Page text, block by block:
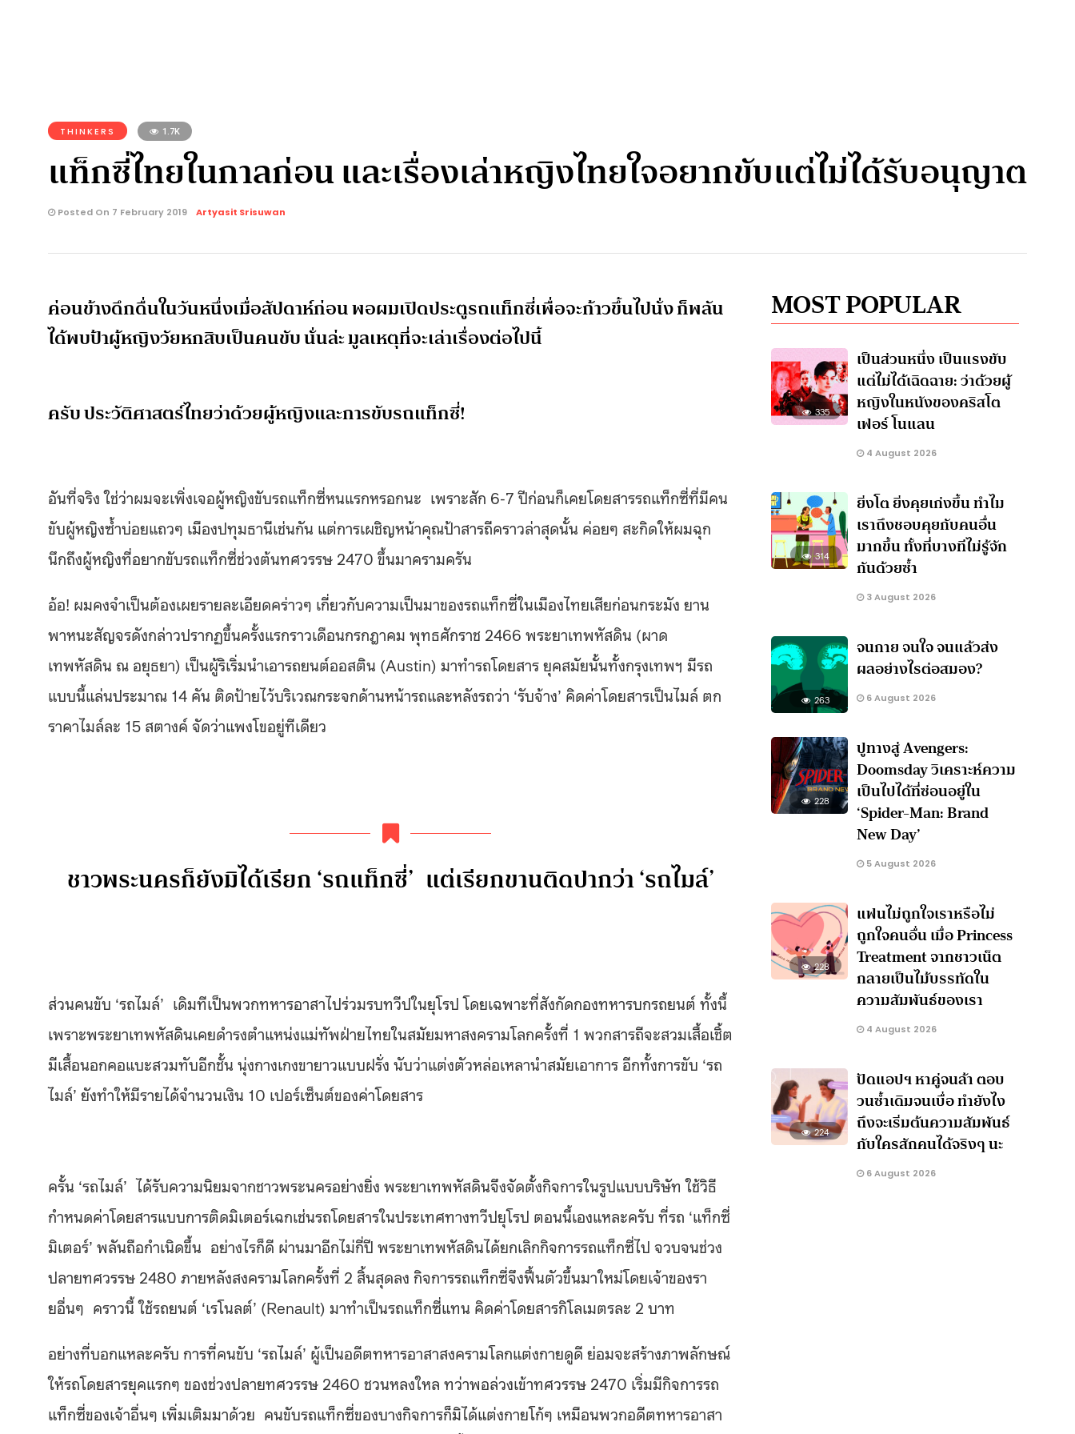
THINKERS 1.7K
แท็กซี่ไทยในกาลก่อน และเรื่องเล่าหญิงไทยใจอยากขับแต่ไม่ได้รับอนุญาต
Posted On 7 February 2019 Artyasit Srisuwan
ค่อนข้างดึกดื่นในวันหนึ่งเมื่อสัปดาห์ก่อน พอผมเปิดประตูรถแท็กซี่เพื่อจะก้าวขึ้นไปนั่ง ก็พลัน
ได้พบป้าผู้หญิงวัยหกสิบเป็นคนขับ นั่นล่ะ มูลเหตุที่จะเล่าเรื่องต่อไปนี้
ครับ ประวัติศาสตร์ไทยว่าด้วยผู้หญิงและการขับรถแท็กซี่!
อันที่จริง ใช่ว่าผมจะเพิ่งเจอผู้หญิงขับรถแท็กซี่หนแรกหรอกนะ เพราะสัก 6-7 ปีก่อนก็เคยโดยสารรถแท็กซี่ที่มีคน
ขับผู้หญิงซ้ำบ่อยแถวๆ เมืองปทุมธานีเช่นกัน แต่การเผชิญหน้าคุณป้าสารถีคราวล่าสุดนั้น ค่อยๆ สะกิดให้ผมฉุก
นึกถึงผู้หญิงที่อยากขับรถแท็กซี่ช่วงต้นทศวรรษ 2470 ขึ้นมาครามครัน
อ้อ! ผมคงจำเป็นต้องเผยรายละเอียดคร่าวๆ เกี่ยวกับความเป็นมาของรถแท็กซี่ในเมืองไทยเสียก่อนกระมัง ยาน
พาหนะสัญจรดังกล่าวปรากฏขึ้นครั้งแรกราวเดือนกรกฎาคม พุทธศักราช 2466 พระยาเทพหัสดิน (ผาด
เทพหัสดิน ณ อยุธยา) เป็นผู้ริเริ่มนำเอารถยนต์ออสติน (Austin) มาทำรถโดยสาร ยุคสมัยนั้นทั้งกรุงเทพฯ มีรถ
แบบนี้แล่นประมาณ 14 คัน ติดป้ายไว้บริเวณกระจกด้านหน้ารถและหลังรถว่า ‘รับจ้าง’ คิดค่าโดยสารเป็นไมล์ ตก
ราคาไมล์ละ 15 สตางค์ จัดว่าแพงโขอยู่ทีเดียว
ชาวพระนครก็ยังมิได้เรียก ‘รถแท็กซี่’ แต่เรียกขานติดปากว่า ‘รถไมล์’
ส่วนคนขับ ‘รถไมล์’ เดิมทีเป็นพวกทหารอาสาไปร่วมรบทวีปในยุโรป โดยเฉพาะที่สังกัดกองทหารบกรถยนต์ ทั้งนี้
เพราะพระยาเทพหัสดินเคยดำรงตำแหน่งแม่ทัพฝ่ายไทยในสมัยมหาสงครามโลกครั้งที่ 1 พวกสารถีจะสวมเสื้อเชิ้ต
มีเสื้อนอกคอแบะสวมทับอีกชั้น นุ่งกางเกงขายาวแบบฝรั่ง นับว่าแต่งตัวหล่อเหลานำสมัยเอาการ อีกทั้งการขับ ‘รถ
ไมล์’ ยังทำให้มีรายได้จำนวนเงิน 10 เปอร์เซ็นต์ของค่าโดยสาร
ครั้น ‘รถไมล์’ ได้รับความนิยมจากชาวพระนครอย่างยิ่ง พระยาเทพหัสดินจึงจัดตั้งกิจการในรูปแบบบริษัท ใช้วิธี
กำหนดค่าโดยสารแบบการติดมิเตอร์เฉกเช่นรถโดยสารในประเทศทางทวีปยุโรป ตอนนี้เองแหละครับ ที่รถ ‘แท็กซี่
มิเตอร์’ พลันถือกำเนิดขึ้น อย่างไรก็ดี ผ่านมาอีกไม่กี่ปี พระยาเทพหัสดินได้ยกเลิกกิจการรถแท็กซี่ไป จวบจนช่วง
ปลายทศวรรษ 2480 ภายหลังสงครามโลกครั้งที่ 2 สิ้นสุดลง กิจการรถแท็กซี่จึงฟื้นตัวขึ้นมาใหม่โดยเจ้าของรา
ยอื่นๆ คราวนี้ ใช้รถยนต์ ‘เรโนลต์’ (Renault) มาทำเป็นรถแท็กซี่แทน คิดค่าโดยสารกิโลเมตรละ 2 บาท
อย่างที่บอกแหละครับ การที่คนขับ ‘รถไมล์’ ผู้เป็นอดีตทหารอาสาสงครามโลกแต่งกายดูดี ย่อมจะสร้างภาพลักษณ์
ให้รถโดยสารยุคแรกๆ ของช่วงปลายทศวรรษ 2460 ชวนหลงใหล ทว่าพอล่วงเข้าทศวรรษ 2470 เริ่มมีกิจการรถ
แท็กซี่ของเจ้าอื่นๆ เพิ่มเติมมาด้วย คนขับรถแท็กซี่ของบางกิจการก็มิได้แต่งกายโก้ๆ เหมือนพวกอดีตทหารอาสา
MOST POPULAR
335
เป็นส่วนหนึ่ง เป็นแรงขับ
แต่ไม่ได้เฉิดฉาย: ว่าด้วยผู้
หญิงในหนังของคริสโต
เฟอร์ โนแลน
4 August 2026
314
ยิ่งโต ยิ่งคุยเก่งขึ้น ทำไม
เราถึงชอบคุยกับคนอื่น
มากขึ้น ทั้งที่บางทีไม่รู้จัก
กันด้วยซ้ำ
3 August 2026
263
จนกาย จนใจ จนแล้วส่ง
ผลอย่างไรต่อสมอง?
6 August 2026
228
ปูทางสู่ Avengers:
Doomsday วิเคราะห์ความ
เป็นไปได้ที่ซ่อนอยู่ใน
‘Spider-Man: Brand
New Day’
5 August 2026
228
แฟนไม่ถูกใจเราหรือไม่
ถูกใจคนอื่น เมื่อ Princess
Treatment จากชาวเน็ต
กลายเป็นไม้บรรทัดใน
ความสัมพันธ์ของเรา
4 August 2026
224
ปัดแอปฯ หาคู่จนล้า ตอบ
วนซ้ำเดิมจนเบื่อ ทำยังไง
ถึงจะเริ่มต้นความสัมพันธ์
กับใครสักคนได้จริงๆ นะ
6 August 2026